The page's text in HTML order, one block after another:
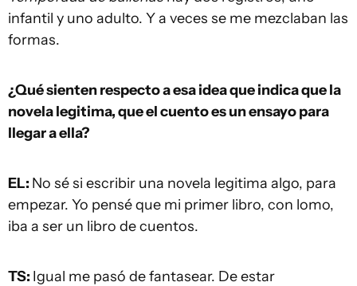
infantil y uno adulto. Y a veces se me mezclaban las
formas.
¿Qué sienten respecto a esa idea que indica que la
novela legitima, que el cuento es un ensayo para
llegar a ella?
EL: No sé si escribir una novela legitima algo, para
empezar. Yo pensé que mi primer libro, con lomo,
iba a ser un libro de cuentos.
TS: Igual me pasó de fantasear. De estar